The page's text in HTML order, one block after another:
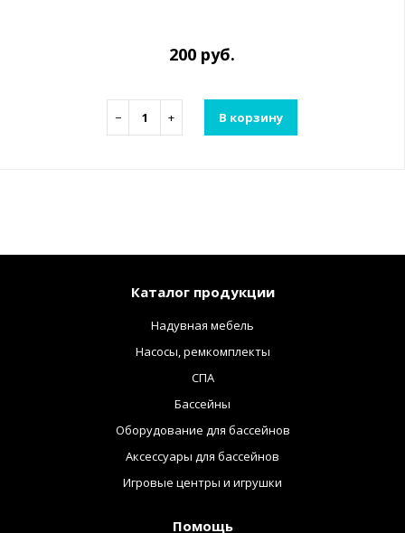
200 руб.
− + В корзину
Каталог продукции
Надувная мебель
Насосы, ремкомплекты
СПА
Бассейны
Оборудование для бассейнов
Аксессуары для бассейнов
Игровые центры и игрушки
Помощь